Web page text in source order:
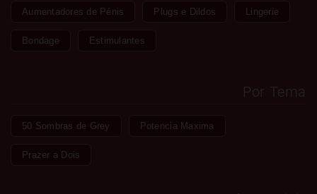
Aumentadores de Pénis Plugs e Dildos Lingerie
Bondage Estimulantes
Por Tema
50 Sombras de Grey Potencia Maxima
Prazer a Dois